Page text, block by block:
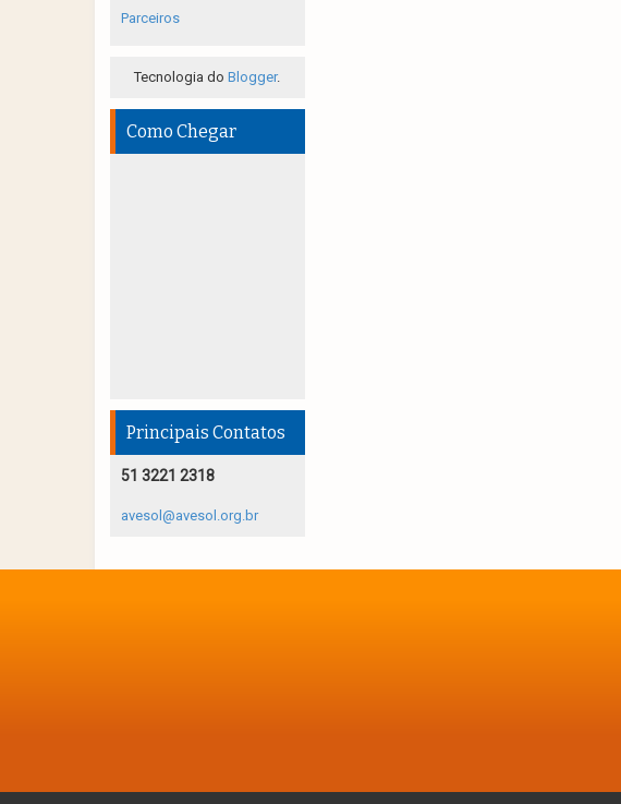
Parceiros
Tecnologia doBlogger.
Como Chegar
Principais Contatos
51 3221 2318
avesol@avesol.org.br